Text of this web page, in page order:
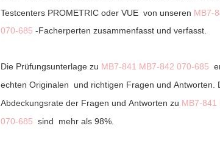
Testcenters PROMETRIC oder VUE von unseren MB7-
070-685 -Facherperten zusammenfasst und verfasst.
Die Prüfungsunterlage zu MB7-841 MB7-842 070-685
echten Originalen und richtigen Fragen und Antworten.
Abdeckungsrate der Fragen und Antworten zu MB7-841
070-685 sind mehr als 98%.